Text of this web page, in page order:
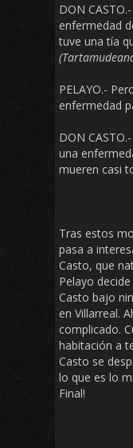
DON
enfermedad
tuve una tía
PELAYO.-
enfermedad
DON
una
mueren casi
Tras estos
pasa a
Casto, que
Pelayo
Casto bajo
en Villarreal.
complicado.
habitación a
Casto se
lo que es lo
Final!